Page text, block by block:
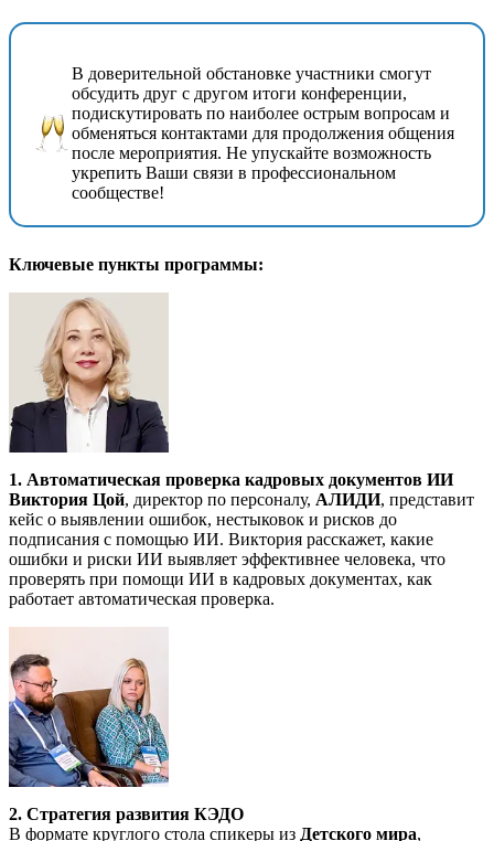
В доверительной обстановке участники смогут
обсудить друг с другом итоги конференции,
подискутировать по наиболее острым вопросам и
обменяться контактами для продолжения общения
после мероприятия. Не упускайте возможность
укрепить Ваши связи в профессиональном
сообществе!
Ключевые пункты программы:
1. Автоматическая проверка кадровых документов ИИ
Виктория Цой, директор по персоналу, АЛИДИ, представит
кейс о выявлении ошибок, нестыковок и рисков до
подписания с помощью ИИ. Виктория расскажет, какие
ошибки и риски ИИ выявляет эффективнее человека, что
проверять при помощи ИИ в кадровых документах, как
работает автоматическая проверка.
2. Стратегия развития КЭДО
В формате круглого стола спикеры из Детского мира,